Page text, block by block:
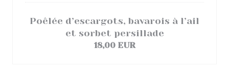
Poêlée d’escargots, bavarois à l’ail
et sorbet persillade
18,00 EUR